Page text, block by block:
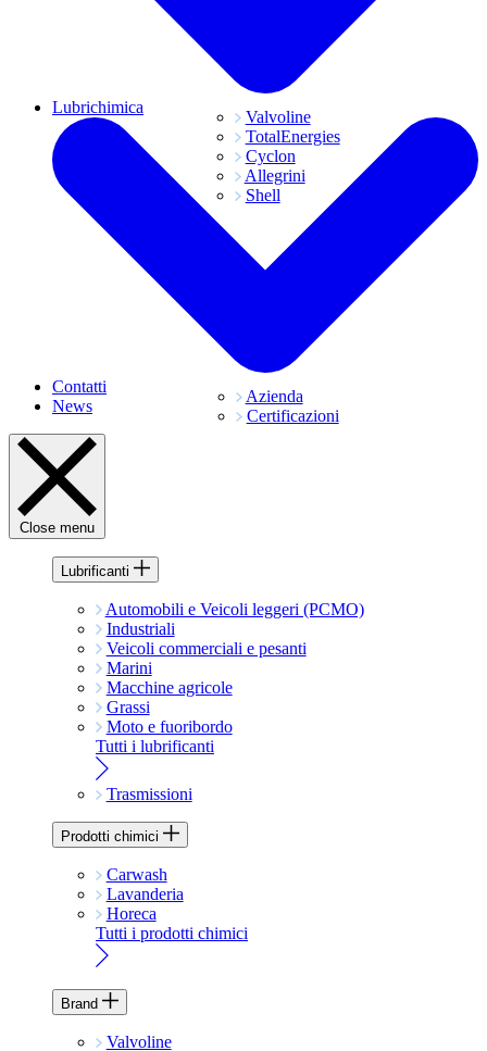
Valvoline
TotalEnergies
Cyclon
Allegrini
Shell
Lubrichimica
Azienda
Certificazioni
Contatti
News
Close menu
Lubrificanti
Automobili e Veicoli leggeri (PCMO)
Industriali
Veicoli commerciali e pesanti
Marini
Macchine agricole
Grassi
Moto e fuoribordo
Tutti i lubrificanti
Trasmissioni
Prodotti chimici
Carwash
Lavanderia
Horeca
Tutti i prodotti chimici
Brand
Valvoline